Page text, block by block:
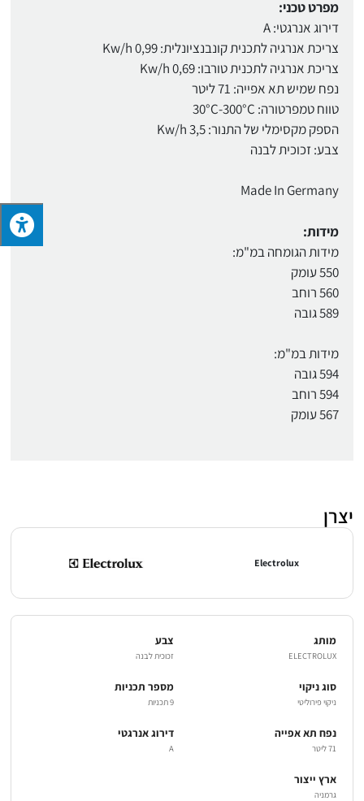
מפרט טכני:
דירוג אנרגטי: A
צריכת אנרגיה לתכנית קונבנציונלית: 0,99 Kw/h
צריכת אנרגיה לתכנית טורבו: 0,69 Kw/h
נפח שמיש תא אפייה: 71 ליטר
טווח טמפרטורה: 30°C-300°C
הספק מקסימלי של התנור: 3,5 Kw/h
צבע: זכוכית לבנה
Made In Germany
מידות:
מידות הגומחה במ"מ:
550 עומק
560 רוחב
589 גובה
מידות במ"מ:
594 גובה
594 רוחב
567 עומק
יצרן
Electrolux
מותג
ELECTROLUX
צבע
זכוכית לבנה
סוג ניקוי
ניקוי פירוליטי
מספר תכניות
9 תכניות
נפח תא אפייה
71 ליטר
דירוג אנרגטי
A
ארץ ייצור
גרמניה